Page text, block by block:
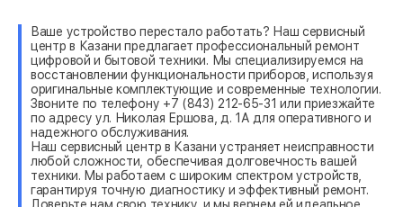
Ваше устройство перестало работать? Наш сервисный
центр в Казани предлагает профессиональный ремонт
цифровой и бытовой техники. Мы специализируемся на
восстановлении функциональности приборов, используя
оригинальные комплектующие и современные технологии.
Звоните по телефону +7 (843) 212-65-31 или приезжайте
по адресу ул. Николая Ершова, д. 1А для оперативного и
надежного обслуживания.
Наш сервисный центр в Казани устраняет неисправности
любой сложности, обеспечивая долговечность вашей
техники. Мы работаем с широким спектром устройств,
гарантируя точную диагностику и эффективный ремонт.